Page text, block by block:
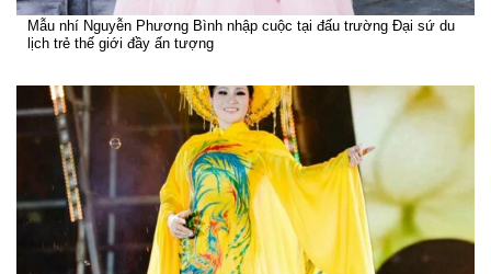
Mẫu nhí Nguyễn Phương Bình nhập cuộc tại đấu trường Đại sứ du
lịch trẻ thế giới đầy ấn tượng